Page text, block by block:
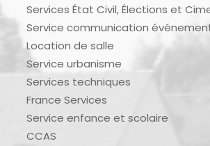
Services État Civil, Élections et
Service communication
Location de salle
Service urbanisme
Services techniques
France Services
Service enfance et scolaire
CCAS